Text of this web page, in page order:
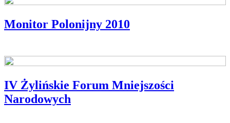
Monitor Polonijny 2010
IV Żylińskie Forum Mniejszości
Narodowych